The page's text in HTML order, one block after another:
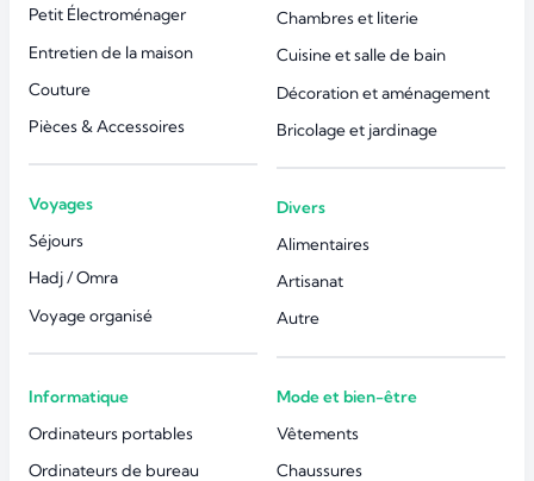
Petit Électroménager
Entretien de la maison
Couture
Pièces & Accessoires
Voyages
Séjours
Hadj / Omra
Voyage organisé
Chambres et literie
Cuisine et salle de bain
Décoration et aménagement
Bricolage et jardinage
Divers
Alimentaires
Artisanat
Autre
Informatique
Ordinateurs portables
Ordinateurs de bureau
Mode et bien-être
Vêtements
Chaussures